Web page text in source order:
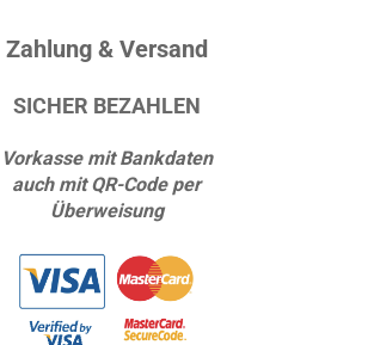
Zahlung & Versand
SICHER BEZAHLEN
Vorkasse mit Bankdaten
auch mit QR-Code per
Überweisung